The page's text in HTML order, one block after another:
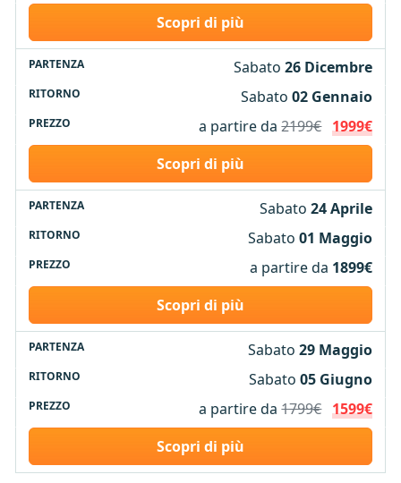
Scopri di più
Sabato26 Dicembre
Sabato02 Gennaio
a partire da2199€ 1999€
Scopri di più
Sabato24 Aprile
Sabato01 Maggio
a partire da 1899€
Scopri di più
Sabato29 Maggio
Sabato05 Giugno
a partire da1799€ 1599€
Scopri di più